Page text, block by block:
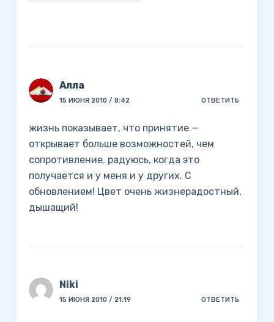
Алла
15 ИЮНЯ 2010 / 8:42 ОТВЕТИТЬ
жизнь показывает, что принятие —
открывает больше возможностей, чем
сопротивление. радуюсь, когда это
получается и у меня и у других. С
обновлением! Цвет очень жизнерадостный,
дышащий!
Niki
15 ИЮНЯ 2010 / 21:19 ОТВЕТИТЬ